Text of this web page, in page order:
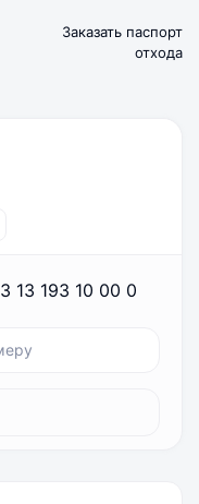
Заказать паспорт
отхода
3 13 193 10 00 0